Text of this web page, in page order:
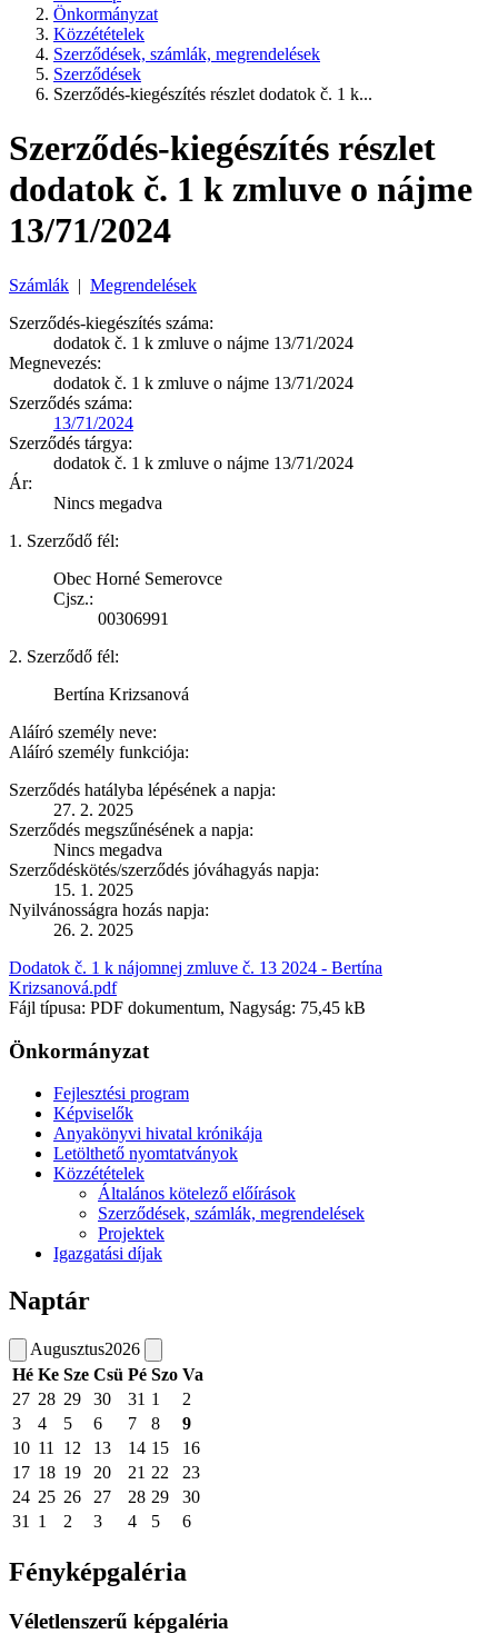
Önkormányzat
Közzétételek
Szerződések, számlák, megrendelések
Szerződések
Szerződés-kiegészítés részlet dodatok č. 1 k...
Szerződés-kiegészítés részlet
dodatok č. 1 k zmluve o nájme
13/71/2024
Számlák | Megrendelések
Szerződés-kiegészítés száma:
dodatok č. 1 k zmluve o nájme 13/71/2024
Megnevezés:
dodatok č. 1 k zmluve o nájme 13/71/2024
Szerződés száma:
13/71/2024
Szerződés tárgya:
dodatok č. 1 k zmluve o nájme 13/71/2024
Ár:
Nincs megadva
1. Szerződő fél:
Obec Horné Semerovce
Cjsz.:
00306991
2. Szerződő fél:
Bertína Krizsanová
Aláíró személy neve:
Aláíró személy funkciója:
Szerződés hatályba lépésének a napja:
27. 2. 2025
Szerződés megszűnésének a napja:
Nincs megadva
Szerződéskötés/szerződés jóváhagyás napja:
15. 1. 2025
Nyilvánosságra hozás napja:
26. 2. 2025
Dodatok č. 1 k nájomnej zmluve č. 13 2024 - Bertína
Krizsanová.pdf
Fájl típusa: PDF dokumentum, Nagyság: 75,45 kB
Önkormányzat
Fejlesztési program
Képviselők
Anyakönyvi hivatal krónikája
Letölthető nyomtatványok
Közzétételek
Általános kötelező előírások
Szerződések, számlák, megrendelések
Projektek
Igazgatási díjak
Naptár
Augusztus2026
Hé Ke Sze Csü Pé Szo Va
27 28 29 30 31 1
2
3
4 5 6 7 8
9
10 11 12 13 14 15
16
17 18 19 20 21 22
23
24 25 26 27 28 29
30
31
1 2 3 4 5 6
Fényképgaléria
Véletlenszerű képgaléria